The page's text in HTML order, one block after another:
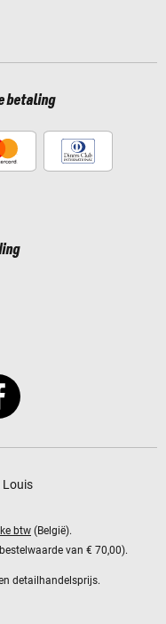
betaling
btw (België).
van € 70,00).
detailhandelsprijs.